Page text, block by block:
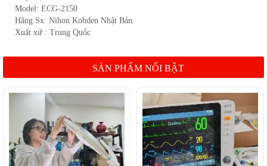
Model: ECG-2150
Hãng Sx: Nihon Kohden Nhật Bản.
Xuất xứ : Trung Quốc
SẢN PHẨM NỔI BẬT